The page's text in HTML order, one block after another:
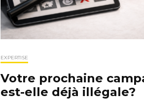
EXPERTISE
Votre prochaine
est-elle déjà illégale?